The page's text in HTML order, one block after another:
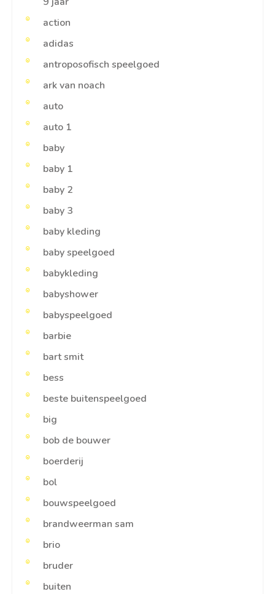
action
adidas
antroposofisch speelgoed
ark van noach
auto
auto 1
baby
baby 1
baby 2
baby 3
baby kleding
baby speelgoed
babykleding
babyshower
babyspeelgoed
barbie
bart smit
bess
beste buitenspeelgoed
big
bob de bouwer
boerderij
bol
bouwspeelgoed
brandweerman sam
brio
bruder
buiten